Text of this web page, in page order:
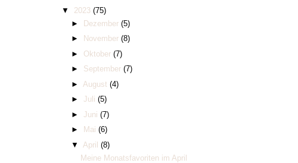
▼ 2023 (75)
►
Dezember (5)
►
November (8)
► Oktober (7)
► September (7)
► August (4)
► Juli (5)
► Juni (7)
►
Mai (6)
▼ April (8)
Meine Monatsfavoriten im April